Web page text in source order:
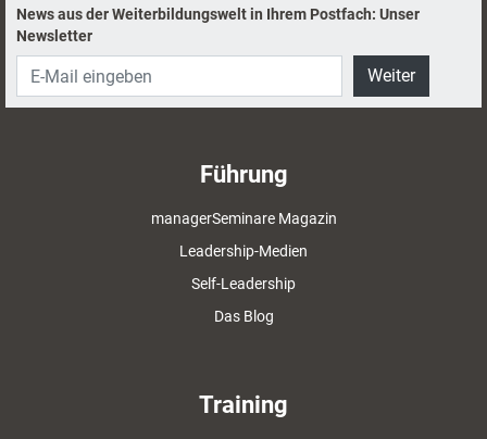
News aus der Weiterbildungswelt in Ihrem Postfach: Unser
Newsletter
Weiter
Führung
managerSeminare Magazin
Leadership-Medien
Self-Leadership
Das Blog
Training